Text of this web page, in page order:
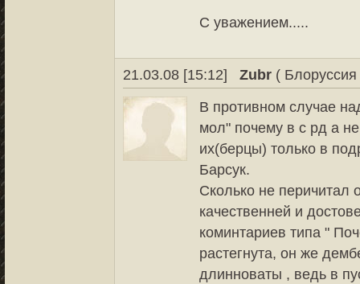
С уважением.....
21.03.08 [15:12] Zubr ( Блоруссия
В противном случае
мол" почему в с рд а
их(берцы) только в
Барсук.
Сколько не перичитал
качественней и
коминтариев типа "
растегнута, он же
длинноваты , ведь в